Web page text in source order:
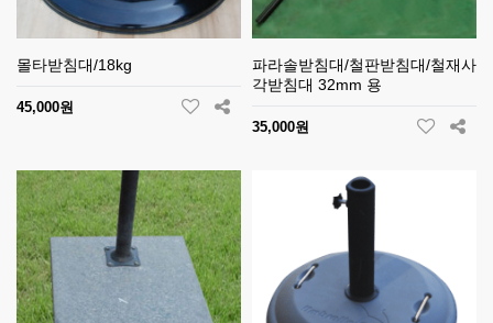
몰타받침대/18kg
45,000원
파라솔받침대/철판받침대/철재사
각받침대 32mm 용
35,000원